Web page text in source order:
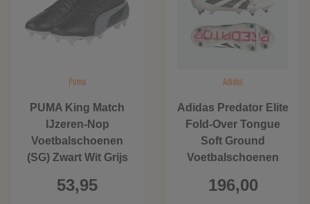
Puma
PUMA King Match
IJzeren-Nop
Voetbalschoenen
(SG) Zwart Wit Grijs
53,95
Adidas
Adidas Predator Elite
Fold-Over Tongue
Soft Ground
Voetbalschoenen
196,00